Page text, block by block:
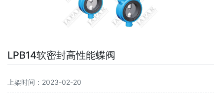
LPB14软密封高性能蝶阀
上架时间：2023-02-20